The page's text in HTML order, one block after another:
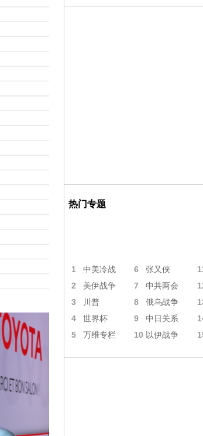
热门专题
1 中美冷战 6 张又侠
2 美伊战争 7 中共两会
3 川普 8 俄乌战争
4 世界杯 9 中日关系
5 万维专栏 10 以伊战争